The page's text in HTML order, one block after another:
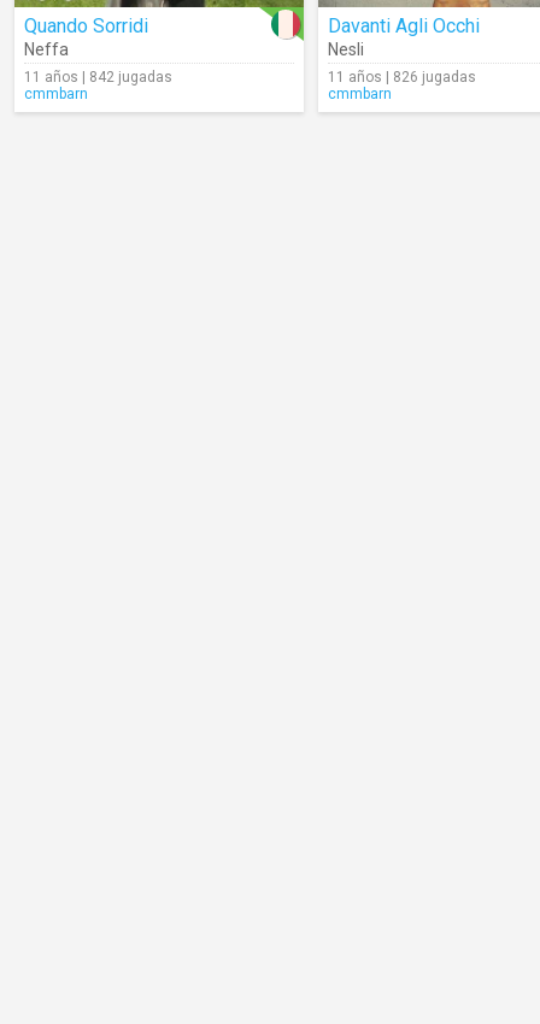
Quando Sorridi
Neffa
11 años | 842 jugadas
cmmbarn
Davanti Agli Occhi
Nesli
11 años | 826 jugadas
cmmbarn